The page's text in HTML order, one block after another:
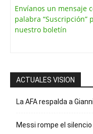
Envíanos un mensaje
palabra “Suscripción”
nuestro boletín
ACTUALES VISION
La AFA respalda a
Messi rompe el